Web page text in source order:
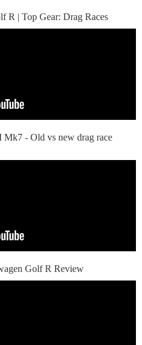
R | Top Gear: Drag Races
- Old vs new drag race
Golf R Review